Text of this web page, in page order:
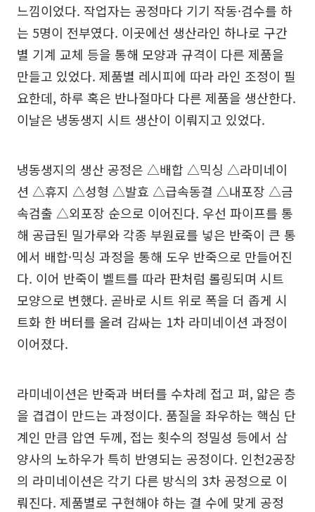
느낌이었다. 작업자는 공정마다 기기 작동·검수를 하
는 5명이 전부였다. 이곳에선 생산라인 하나로 구간
별 기계 교체 등을 통해 모양과 규격이 다른 제품을
만들고 있었다. 제품별 레시피에 따라 라인 조정이 필
요한데, 하루 혹은 반나절마다 다른 제품을 생산한다.
이날은 냉동생지 시트 생산이 이뤄지고 있었다.
냉동생지의 생산 공정은 △배합 △믹싱 △라미네이
션 △휴지 △성형 △발효 △급속동결 △내포장 △금
속검출 △외포장 순으로 이어진다. 우선 파이프를 통
해 공급된 밀가루와 각종 부원료를 넣은 반죽이 큰 통
에서 배합·믹싱 과정을 통해 도우 반죽으로 만들어진
다. 이어 반죽이 벨트를 따라 판처럼 롤링되며 시트
모양으로 변했다. 곧바로 시트 위로 폭을 더 좁게 시
트화 한 버터를 올려 감싸는 1차 라미네이션 과정이
이어졌다.
라미네이션은 반죽과 버터를 수차례 접고 펴, 얇은 층
을 겹겹이 만드는 과정이다. 품질을 좌우하는 핵심 단
계인 만큼 압연 두께, 접는 횟수의 정밀성 등에서 삼
양사의 노하우가 특히 반영되는 공정이다. 인천2공장
의 라미네이션은 각기 다른 방식의 3차 공정으로 이
뤄진다. 제품별로 구현해야 하는 결 수에 맞게 공정